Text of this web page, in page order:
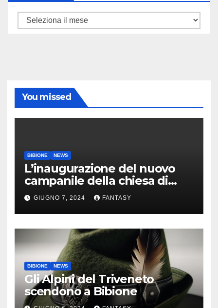
ARCHIVIO
You missed
BIBIONE NEWS
L’inaugurazione del nuovo
campanile della chiesa di
Santa Maria Assunta di
Bibione
GIUGNO 7, 2024 FANTASY
BIBIONE NEWS
Gli Alpini del Triveneto
scendono a Bibione